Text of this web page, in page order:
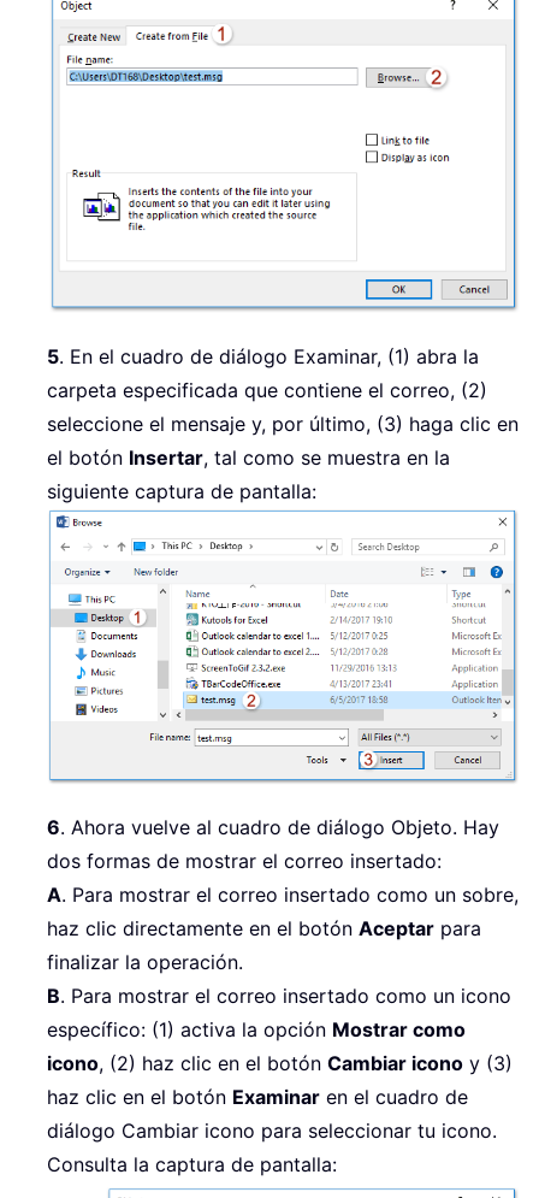
5. En el cuadro de diálogo Examinar, (1) abra la
carpeta especificada que contiene el correo, (2)
seleccione el mensaje y, por último, (3) haga clic en
el botón Insertar, tal como se muestra en la
siguiente captura de pantalla:
6. Ahora vuelve al cuadro de diálogo Objeto. Hay
dos formas de mostrar el correo insertado:
A. Para mostrar el correo insertado como un sobre,
haz clic directamente en el botón Aceptar para
finalizar la operación.
B. Para mostrar el correo insertado como un icono
específico: (1) activa la opción Mostrar como
icono, (2) haz clic en el botón Cambiar icono y (3)
haz clic en el botón Examinar en el cuadro de
diálogo Cambiar icono para seleccionar tu icono.
Consulta la captura de pantalla: